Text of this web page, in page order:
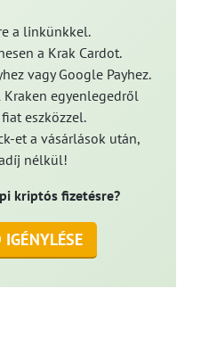
a linkünkkel.
a Krak Cardot.
vagy Google Payhez.
egyenlegedről
eszközzel.
et a vásárlások után,
nélkül!
kriptós fizetésre?
IGÉNYLÉSE